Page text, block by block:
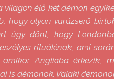
világon élő két démon
hogy olyan varázserő
úgy dönt, hogy
rituálénak, ami
Angliába érkezik,
is démonok. Valaki